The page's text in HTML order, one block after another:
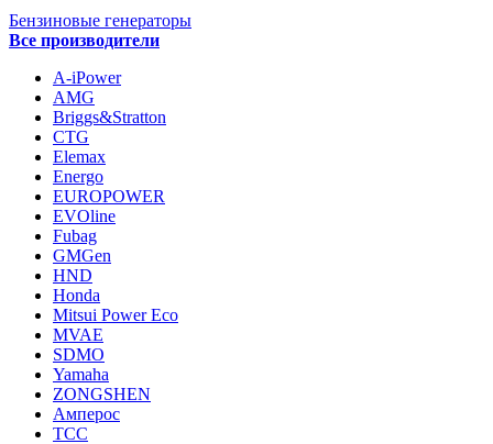
Бензиновые генераторы
Все производители
A-iPower
AMG
Briggs&Stratton
CTG
Elemax
Energo
EUROPOWER
EVOline
Fubag
GMGen
HND
Honda
Mitsui Power Eco
MVAE
SDMO
Yamaha
ZONGSHEN
Амперос
ТСС